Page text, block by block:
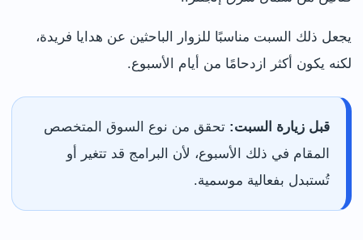
يجعل ذلك السبت مناسبًا للزوار الباحثين عن هدايا فريدة،
لكنه يكون أكثر ازدحامًا من أيام الأسبوع.
قبل زيارة السبت: تحقق من نوع السوق المتخصص
المقام في ذلك الأسبوع، لأن البرامج قد تتغير أو
تُستبدل بفعالية موسمية.